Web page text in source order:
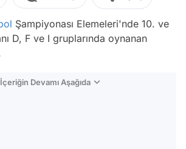
Şampiyonası Elemeleri'nde 10. ve
D, F ve I gruplarında oynanan
İçeriğin Devamı Aşağıda